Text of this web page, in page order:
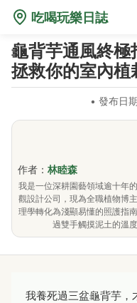
吃喝玩樂日誌
龜背芋通風終極
拯救你的室內植
• 發布日
作者： 林睦森
我是一位深耕園藝領域逾十年
觀設計公司，現為全職植物博
理學轉化為淺顯易懂的照護指
過雙手觸摸泥土的溫
我養死過三盆龜背芋，